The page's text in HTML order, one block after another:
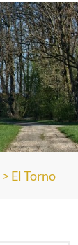
> El Torno